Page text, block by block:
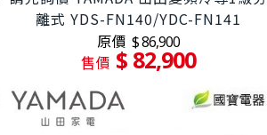
離式 YDS-FN140/YDC-FN141
原價 $ 86,900
售價 $ 82,900